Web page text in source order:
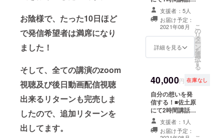
お陰様で、たった10日ほど
で発信希望者は満席になり
ました！
そして、全ての講演のzoom
視聴及び後日動画配信視聴
出来るリターンも完売しま
したので、追加リターンを
出してます。
講話動画データ
丸ごと提供■懇親
会参加■全回数
zoom視聴■全回
数動画データ配
信(後日)※こちら
ので、必ず事前
にお問い合わせ
ください。お問
い合わせ無しで
支援いただいた
場合、お受けで
きません。
支援者：5人
お届け予定：
2021年08月
詳細を見る
こ
の
リ
タ
ー
ン
を
選
択
す
る
40,000円 在庫なし
自分の想いを発
信する！■佐土原
にて2時間講話■
講話動画データ
丸ごと提供■懇親
会参加■全回数
支援者：1人
お届け予定：